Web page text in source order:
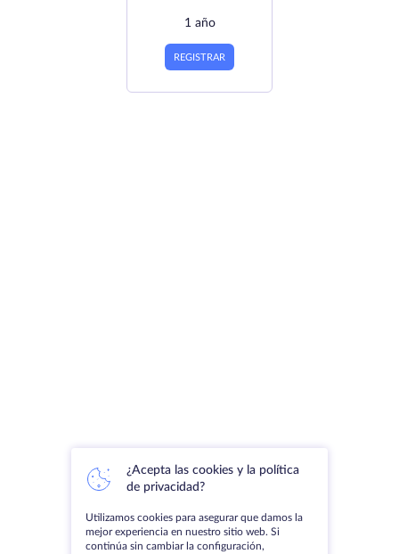
1 año
REGISTRAR
¿Acepta las cookies y la política
de privacidad?
Utilizamos cookies para asegurar que damos la
mejor experiencia en nuestro sitio web. Si
continúa sin cambiar la configuración,